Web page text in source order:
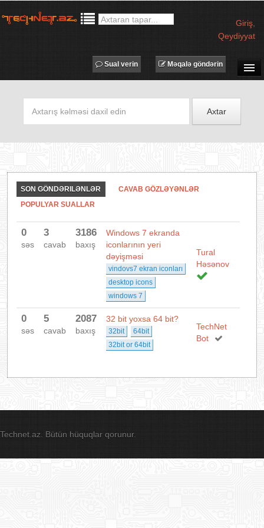
Giriş
Qeydiyyat
MƏQALƏLƏR
İŞ ELANLARI
IT LÜĞƏT
Məqalə göndərin
Sual verin
Axtar
SON GÖNDƏRILƏNLƏR
CAVAB GÖZLƏYƏNLƏR
POPULYAR SUALLAR
0
səs
3
cavab
3186
baxış
Windows 7 ekranda
iconlarının yeri
dəyişməsi
vindovs7 ekran iconları
desktop icons
windows 7
Tural
Həsənov
0
səs
5
cavab
2087
baxış
32 bit yoxsa 64 bit?
32bit
64bit
32bit or 64bit
TechNet
Bot
Technet.az. Bütün hüquqlar qorunur.